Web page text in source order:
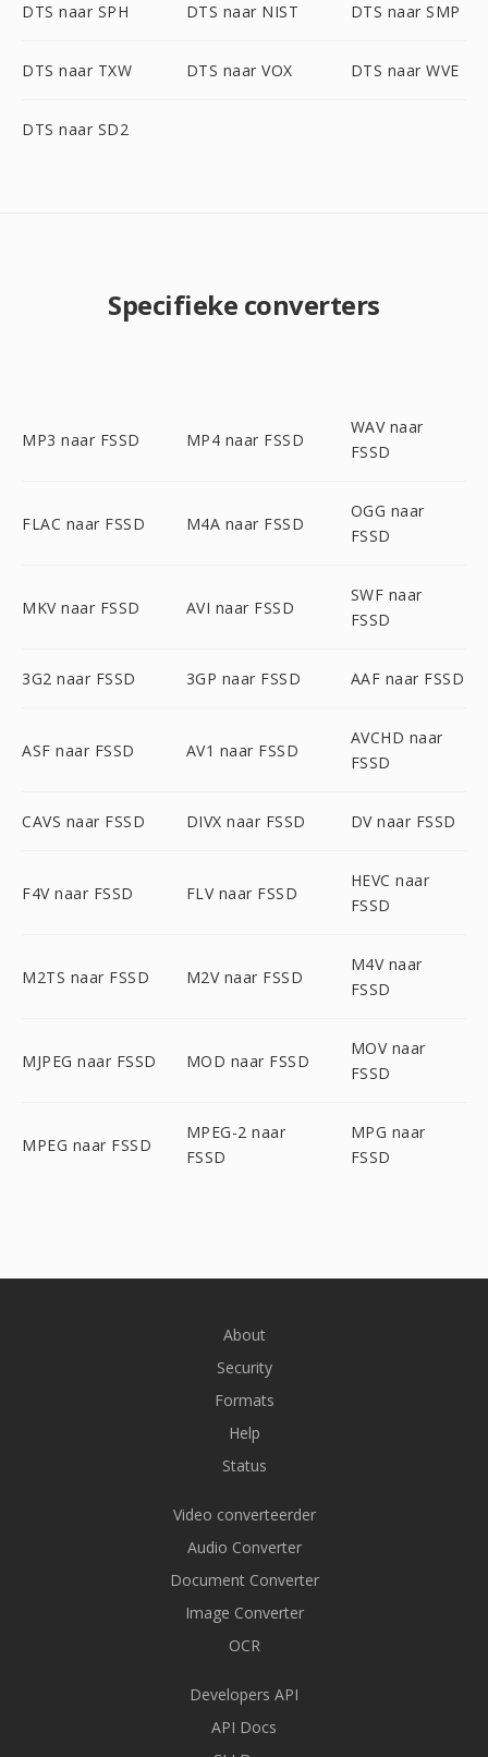
DTS naar SPH DTS naar NIST DTS naar SMP
DTS naar TXW DTS naar VOX DTS naar WVE
DTS naar SD2
Specifieke converters
MP3 naar FSSD MP4 naar FSSD
WAV naar
FSSD
FLAC naar FSSD M4A naar FSSD
OGG naar
FSSD
MKV naar FSSD AVI naar FSSD
SWF naar
FSSD
3G2 naar FSSD 3GP naar FSSD AAF naar FSSD
ASF naar FSSD AV1 naar FSSD
AVCHD naar
FSSD
CAVS naar FSSD DIVX naar FSSD DV naar FSSD
F4V naar FSSD FLV naar FSSD
HEVC naar
FSSD
M2TS naar FSSD M2V naar FSSD
M4V naar
FSSD
MJPEG naar FSSD MOD naar FSSD
MOV naar
FSSD
MPEG naar FSSD
MPEG-2 naar
FSSD
MPG naar
FSSD
About
Security
Formats
Help
Status
Video converteerder
Audio Converter
Document Converter
Image Converter
OCR
Developers API
API Docs